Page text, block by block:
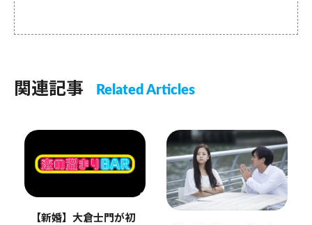
関連記事 Related Articles
【新婚】大倉士門が初